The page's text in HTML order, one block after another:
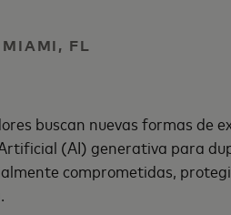
FL
buscan nuevas formas de
(AI) generativa para
comprometidas,